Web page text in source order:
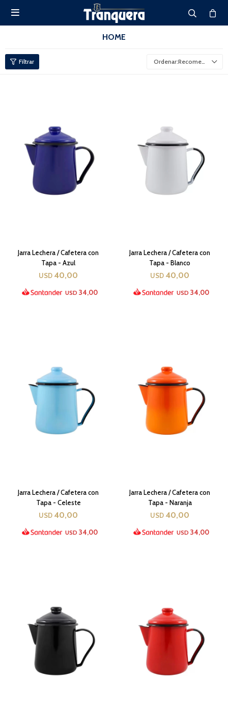

HOME
Recomendados
Jarra Lechera / Cafetera con
Tapa - Azul
USD 40,00
USD 34,00
Jarra Lechera / Cafetera con
Tapa - Blanco
USD 40,00
USD 34,00
Jarra Lechera / Cafetera con
Tapa - Celeste
USD 40,00
USD 34,00
Jarra Lechera / Cafetera con
Tapa - Naranja
USD 40,00
USD 34,00